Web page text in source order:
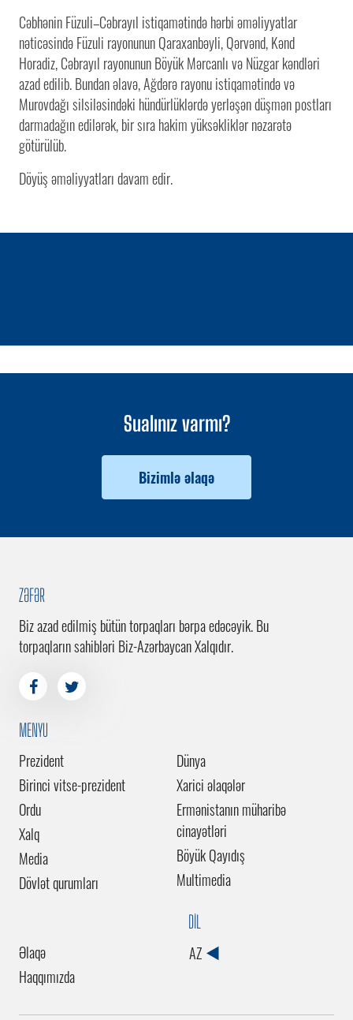
Cəbhənin Füzuli–Cəbrayıl istiqamətində hərbi əməliyyatlar
nəticəsində Füzuli rayonunun Qaraxanbəyli, Qərvənd, Kənd
Horadiz, Cəbrayıl rayonunun Böyük Mərcanlı və Nüzgar kəndləri
azad edilib. Bundan əlavə, Ağdərə rayonu istiqamətində və
Murovdağı silsiləsindəki hündürlüklərdə yerləşən düşmən postları
darmadağın edilərək, bir sıra hakim yüksəkliklər nəzarətə
götürülüb.
Döyüş əməliyyatları davam edir.
Sualınız varmı?
Bizimlə əlaqə
ZƏFƏR
Biz azad edilmiş bütün torpaqları bərpa edəcəyik. Bu
torpaqların sahibləri Biz-Azərbaycan Xalqıdır.
MENYU
Prezident
Birinci vitse-prezident
Ordu
Xalq
Media
Dövlət qurumları
Dünya
Xarici əlaqələr
Ermənistanın müharibə
cinayətləri
Böyük Qayıdış
Multimedia
Əlaqə
Haqqımızda
DİL
AZ